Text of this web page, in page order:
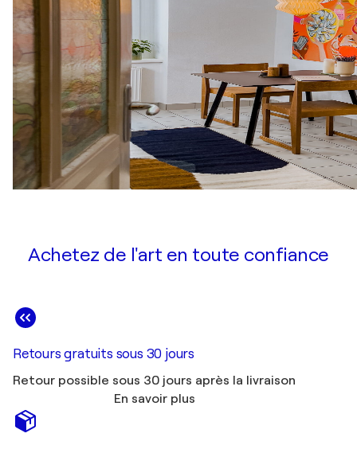
Achetez de l'art en toute confiance
Retours gratuits sous 30 jours
Retour possible sous 30 jours après la livraison
En savoir plus